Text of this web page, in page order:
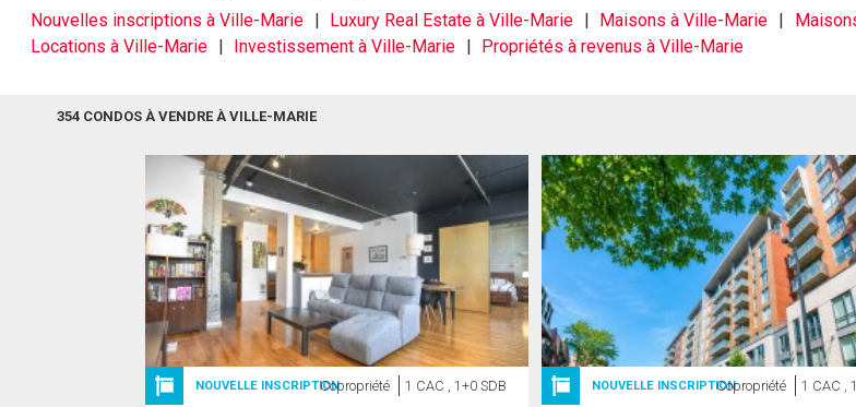
Nouvelles inscriptions à Ville-Marie Luxury Real Estate à Ville-Marie Maisons à Ville-Marie
Locations à Ville-Marie
Investissement à Ville-Marie Propriétés à revenus à Ville-Marie
354 CONDOS À VENDRE À VILLE-MARIE
NOUVELLE INSCRIPTIONCopropriété 1 CAC , 1+0 SDB NOUVELLE INSCRIPTIONCopropriété 1 CAC ,